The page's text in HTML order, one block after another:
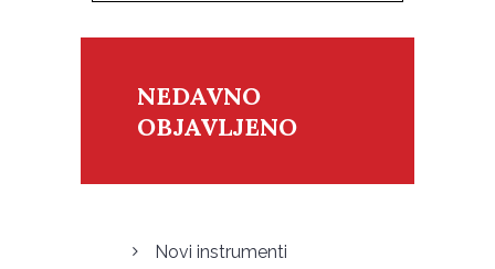
NEDAVNO
OBJAVLJENO
Novi instrumenti